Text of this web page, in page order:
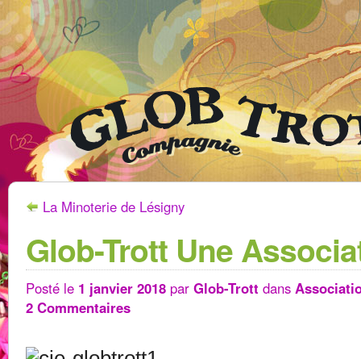
La Minoterie de Lésigny
Glob-Trott Une
Posté le 1 janvier 2018 par Glob-Trott dans
2 Commentaires